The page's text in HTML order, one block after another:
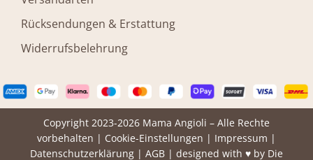
Rücksendungen & Erstattung
Widerrufsbelehrung
Copyright 2023-2026 Mama Angioli – Alle Rechte
vorbehalten | Cookie-Einstellungen | Impressum |
Datenschutzerklärung | AGB | designed with ♥ by Die